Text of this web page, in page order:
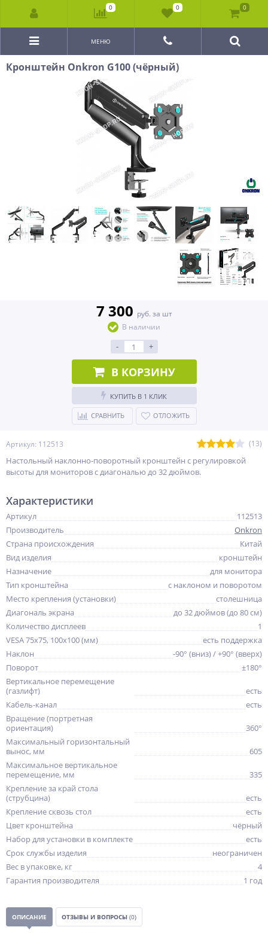
МЕНЮ
Кронштейн Onkron G100 (чёрный)
Артикул: 112513 (13)
Настольный наклонно-поворотный кронштейн с регулировкой
высоты для мониторов с диагональю до 32 дюймов.
7 300 руб. за шт
В наличии
- +
В КОРЗИНУ
КУПИТЬ В 1 КЛИК
СРАВНИТЬ ОТЛОЖИТЬ
Характеристики
Артикул
112513
Производитель
Onkron
Страна происхождения
Китай
Вид изделия
кронштейн
Назначение
для монитора
Тип кронштейна
с наклоном и поворотом
Место крепления (установки)
столешница
Диагональ экрана
до 32 дюймов (до 80 см)
Количество дисплеев
1
VESA 75x75, 100x100 (мм)
есть поддержка
Наклон
-90° (вниз) / +90° (вверх)
Поворот
±180°
Вертикальное перемещение
(газлифт)
есть
Кабель-канал
есть
Вращение (портретная
ориентация)
360°
Максимальный горизонтальный
вынос, мм
605
Максимальное вертикальное
перемещение, мм
335
Крепление за край стола
(струбцина)
есть
Крепление сквозь стол
есть
Цвет кронштейна
чёрный
Набор для установки в комплекте
есть
Срок службы изделия
неограничен
Вес в упаковке, кг
4
Гарантия производителя
1 год
ОПИСАНИЕ ОТЗЫВЫ И ВОПРОСЫ (0)
0 0 0